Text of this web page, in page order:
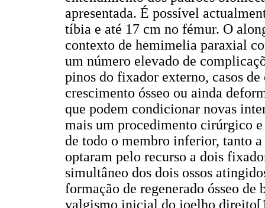
apresentada. É possível
tíbia e até 17 cm no fémur. O
contexto de hemimelia paraxial
um número elevado de
pinos do fixador externo, casos
crescimento ósseo ou ainda
que podem condicionar novas
mais um procedimento cirúrgico
de todo o membro inferior, tanto
optaram pelo recurso a dois
simultâneo dos dois ossos
formação de regenerado ósseo
valgismo inicial do joelho